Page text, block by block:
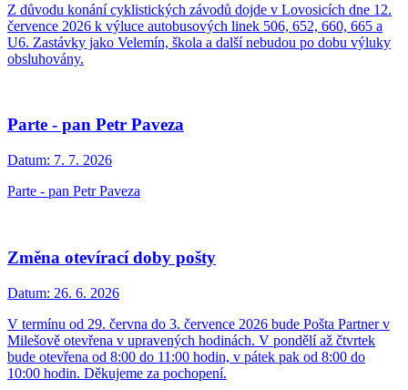
Z důvodu konání cyklistických závodů dojde v Lovosicích dne 12.
července 2026 k výluce autobusových linek 506, 652, 660, 665 a
U6. Zastávky jako Velemín, škola a další nebudou po dobu výluky
obsluhovány.
Parte - pan Petr Paveza
Datum: 7. 7. 2026
Parte - pan Petr Paveza
Změna otevírací doby pošty
Datum: 26. 6. 2026
V termínu od 29. června do 3. července 2026 bude Pošta Partner v
Milešově otevřena v upravených hodinách. V pondělí až čtvrtek
bude otevřena od 8:00 do 11:00 hodin, v pátek pak od 8:00 do
10:00 hodin. Děkujeme za pochopení.